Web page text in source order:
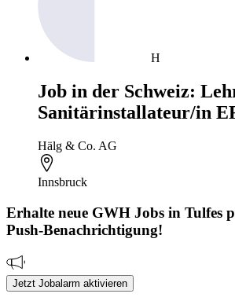
H
Job in der Schweiz:
Sanitärinstallateur/in
Hälg & Co. AG
Innsbruck
Erhalte neue GWH Jobs in Tulfes
Push-Benachrichtigung!
Jetzt Jobalarm aktivieren